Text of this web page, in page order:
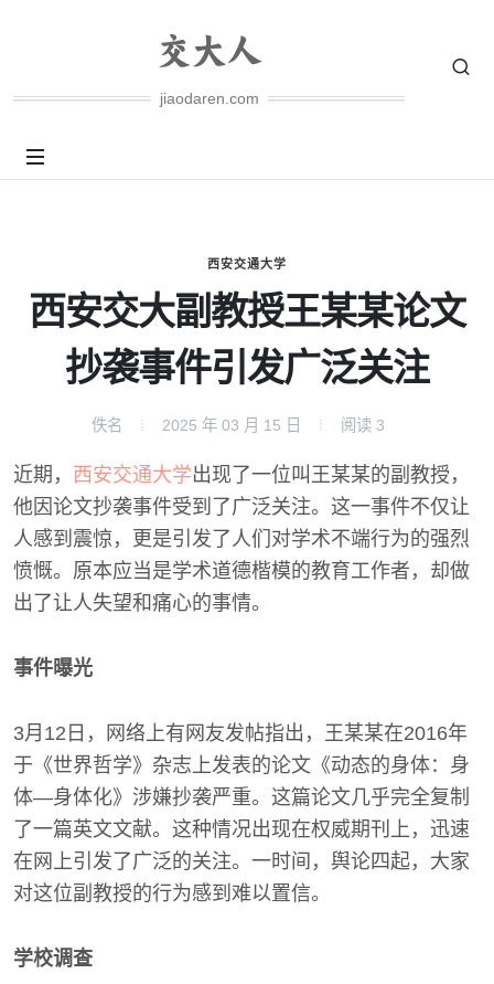
jiaodaren.com
西安交通大学
西安交大副教授王某某论文
抄袭事件引发广泛关注
佚名 2025 年 03 月 15 日 阅读 3
近期， 西安交通大学出现了一位叫王某某的副教授，
他因论文抄袭事件受到了广泛关注。这一事件不仅让
人感到震惊，更是引发了人们对学术不端行为的强烈
愤慨。原本应当是学术道德楷模的教育工作者，却做
出了让人失望和痛心的事情。
事件曝光
3月12日，网络上有网友发帖指出，王某某在2016年
于《世界哲学》杂志上发表的论文《动态的身体：身
体—身体化》涉嫌抄袭严重。这篇论文几乎完全复制
了一篇英文文献。这种情况出现在权威期刊上，迅速
在网上引发了广泛的关注。一时间，舆论四起，大家
对这位副教授的行为感到难以置信。
学校调查